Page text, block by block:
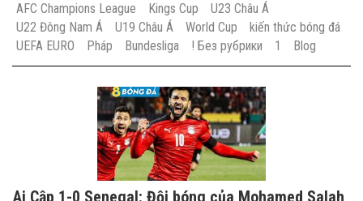
AFC Champions League
Kings Cup
U23 Châu Á
U22 Đông Nam Á
U19 Châu Á World Cup
kiến thức bóng đá
UEFA EURO
Pháp Bundesliga ! Без рубрики 1 Blog